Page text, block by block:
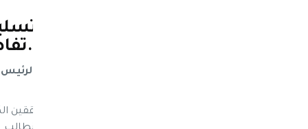
وردنا : نشطاء يطالبون
في المؤتمر يكشف ذلك
اليمن : نشطاء يطالبون بتسليم جثمان
نيوز ماكس ون: تزامناً مع وصول فريق المحققين